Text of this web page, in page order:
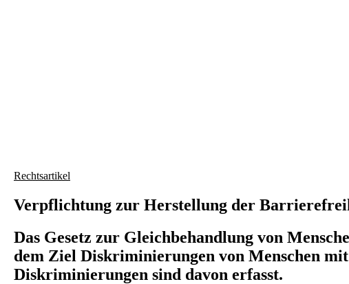
Rechtsartikel
Verpflichtung zur Herstellung der
Das Gesetz zur Gleichbehandlung von
dem Ziel Diskriminierungen von Menschen
Diskriminierungen sind davon erfasst.